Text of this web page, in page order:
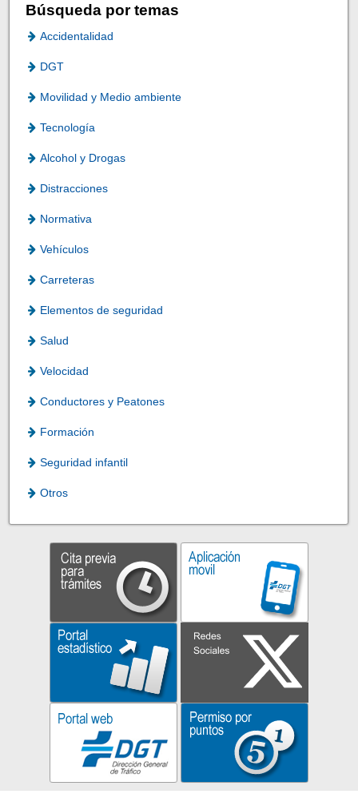
Búsqueda por temas
Accidentalidad
DGT
Movilidad y Medio ambiente
Tecnología
Alcohol y Drogas
Distracciones
Normativa
Vehículos
Carreteras
Elementos de seguridad
Salud
Velocidad
Conductores y Peatones
Formación
Seguridad infantil
Otros